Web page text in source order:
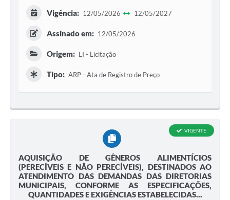
Vigência: 12/05/2026 12/05/2027
Assinado em: 12/05/2026
Origem: LI - Licitação
Tipo: ARP - Ata de Registro de Preço
AQUISIÇÃO DE GÊNEROS ALIMENTÍCIOS
(PERECÍVEIS E NÃO PERECÍVEIS), DESTINADOS AO
ATENDIMENTO DAS DEMANDAS DAS DIRETORIAS
MUNICIPAIS, CONFORME AS ESPECIFICAÇÕES,
QUANTIDADES E EXIGÊNCIAS ESTABELECIDAS...
VIGENTE